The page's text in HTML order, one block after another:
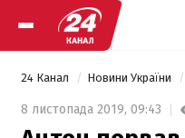
24 Канал Новини України
8 листопада 2019, 09:43